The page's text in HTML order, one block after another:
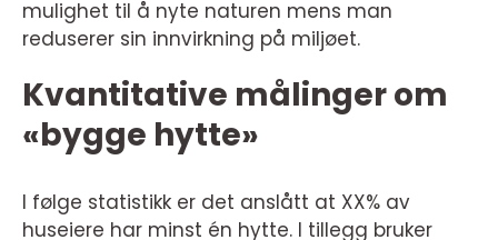
mulighet til å nyte naturen mens man
reduserer sin innvirkning på miljøet.
Kvantitative målinger om
«bygge hytte»
I følge statistikk er det anslått at XX% av
huseiere har minst én hytte. I tillegg bruker